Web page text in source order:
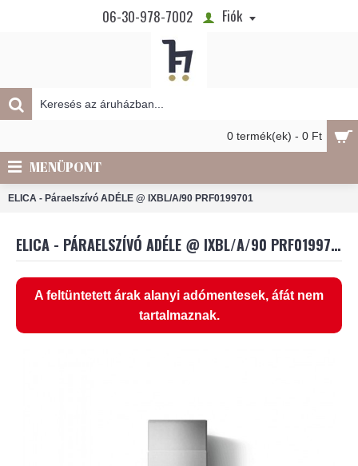
06-30-978-7002 Fiók
0 termék(ek) - 0 Ft
MENÜPONT
ELICA - Páraelszívó ADÉLE @ IXBL/A/90 PRF0199701
ELICA - PÁRAELSZÍVÓ ADÉLE @ IXBL/A/90 PRF0199701
A feltüntetett árak alanyi adómentesek, áfát nem
tartalmaznak.